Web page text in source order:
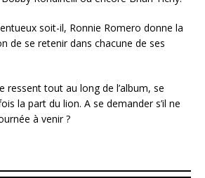
soit-il, Ronnie Romero donne la
de se retenir dans chacune de ses
ressent tout au long de l’album, se
la part du lion. A se demander s’il ne
à venir ?